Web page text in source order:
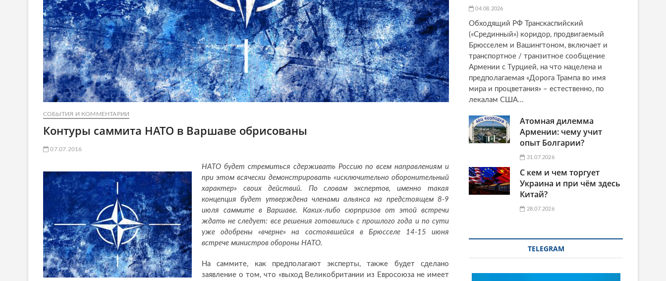
СОБЫТИЯ И КОММЕНТАРИИ
Контуры саммита НАТО в Варшаве обрисованы
07.07.2016
НАТО будет стремиться сдерживать Россию по всем направлениям и
при этом всячески демонстрировать «исключительно оборонительный
характер» своих действий. По словам экспертов, именно такая
концепция будет утверждена членами альянса на предстоящем 8-9
июля саммите в Варшаве. Каких-либо сюрпризов от этой встречи
ждать не следует: все решения готовились с прошлого года и по сути
уже одобрены «вчерне» на состоявшейся в Брюсселе 14-15 июня
встрече министров обороны НАТО.
На саммите, как предполагают эксперты, также будет сделано
заявление о том, что «выход Великобритании из Евросоюза не имеет
04.08.2026
Обходящий РФ Транскаспийский
(«Срединный») коридор, продвигаемый
Брюсселем и Вашингтоном, включает и
транспортное / транзитное сообщение
Армении с Турцией, на что нацелена и
предполагаемая «Дорога Трампа во имя
мира и процветания» – естественно, по
лекалам США...
Атомная дилемма
Армении: чему учит
опыт Болгарии?
31.07.2026
С кем и чем торгует
Украина и при чём здесь
Китай?
28.07.2026
TELEGRAM